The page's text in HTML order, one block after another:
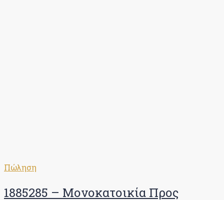
Πώληση
1885285 – Μονοκατοικία Προς